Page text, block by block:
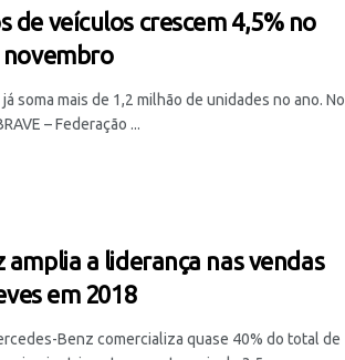
de veículos crescem 4,5% no
soma mais de 1,2 milhão de unidades no ano. No
– Federação ...
amplia a liderança nas vendas
em 2018
Benz comercializa quase 40% do total de